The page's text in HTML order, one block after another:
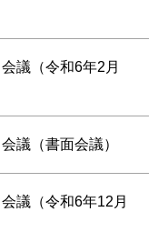
議（令和6年2月
議（書面会議）
議（令和6年12月